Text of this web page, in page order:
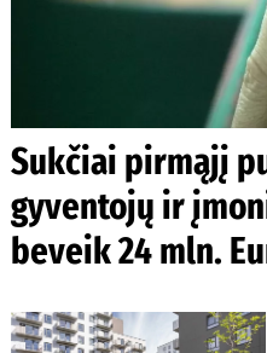
Sukčiai pirmąjį
gyventojų ir
beveik 24 mln.